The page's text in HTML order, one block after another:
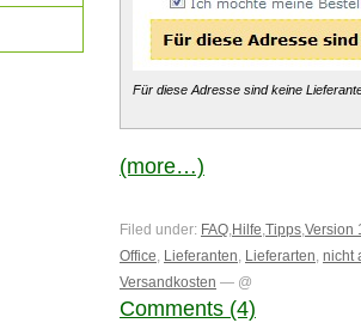
Für diese Adresse sind keine
(more…)
Filed under: FAQ,Hilfe,Tipps,Version
Office, Lieferanten, Lieferarten, nicht
Versandkosten — @
Comments (4)